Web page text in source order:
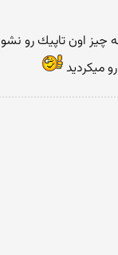
چیز اون تاپیك رو
میكردید